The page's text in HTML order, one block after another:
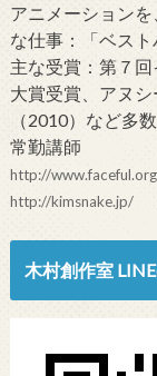
アニメーション
な仕事：「ベスト
主な受賞：第７回
大賞受賞、アヌ
（2010）など多
常勤講師
http://
http://kimsnake.jp/
木村創作室